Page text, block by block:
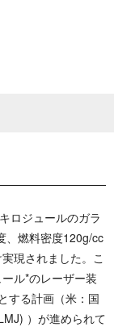
ロジュールのガラ
、燃料密度120g/cc
現されました。こ
ル*のレーザー装
する計画（米：国
）が進められて